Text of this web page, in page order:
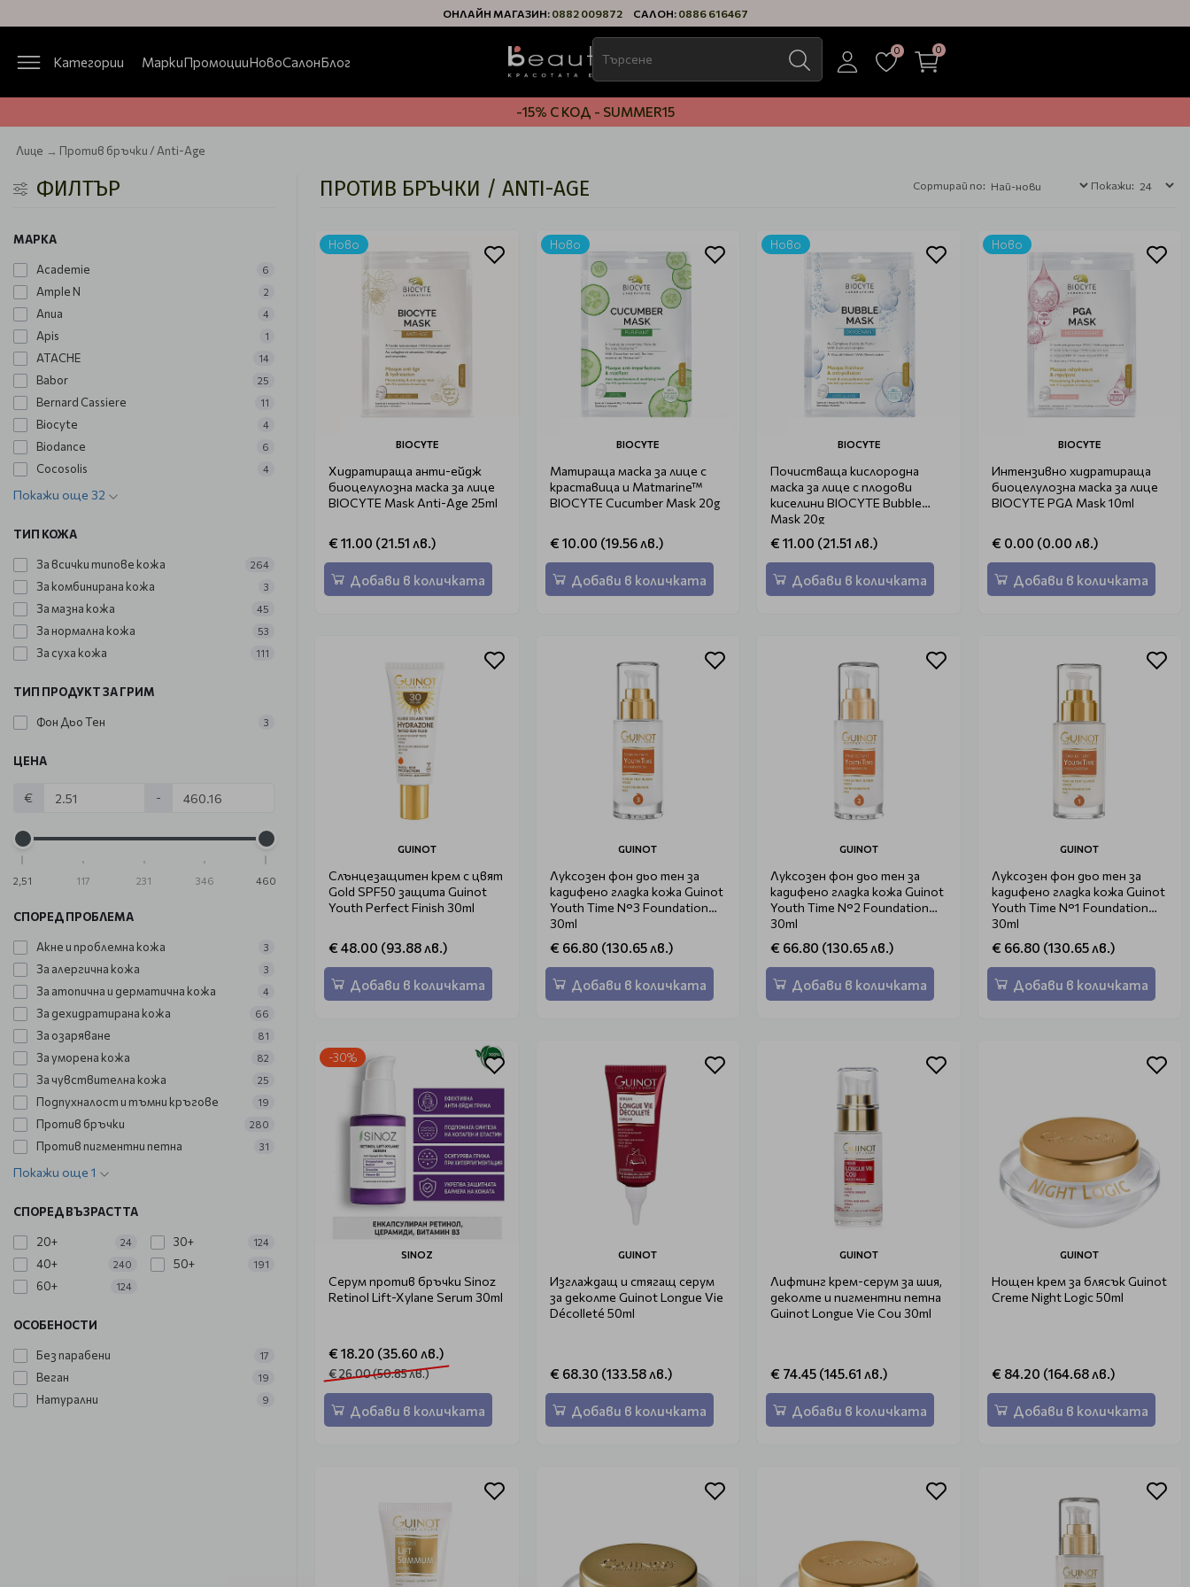
ОНЛАЙН МАГАЗИН: 0882 009872 САЛОН: 0886 616467
Категории МаркиПромоцииНовоСалонБлог
0 0
-15% С КОД - SUMMER15
Лице Против бръчки / Anti-Age
ФИЛТЪР
МАРКА
Academie 6
Ample N 2
Anua 4
Apis 1
ATACHE 14
Babor 25
Bernard Cassiere 11
Biocyte 4
Biodance 6
Cocosolis 4
Покажи още 32
ТИП КОЖА
За всички типове кожа 264
За комбинирана кожа 3
За мазна кожа 45
За нормална кожа 53
За суха кожа 111
ТИП ПРОДУКТ ЗА ГРИМ
Фон Дьо Тен 3
ЦЕНА
€ -
2,51 117 231 346 460
СПОРЕД ПРОБЛЕМА
Акне и проблемна кожа 3
За алергична кожа 3
За атопична и дерматична кожа 4
За дехидратирана кожа 66
За озаряване 81
За уморена кожа 82
За чувствителна кожа 25
Подпухналост и тъмни кръгове 19
Против бръчки 280
Против пигментни петна 31
Покажи още 1
СПОРЕД ВЪЗРАСТТА
20+ 24 30+ 124
40+ 240 50+ 191
60+ 124
ОСОБЕНОСТИ
Без парабени 17
Веган 19
Натурални 9
ПРОТИВ БРЪЧКИ / ANTI-AGE Сортирай по: Покажи:
Ново
BIOCYTE
Хидратираща анти-ейдж
биоцелулозна маска за лице
BIOCYTE Mask Anti-Age 25ml
€ 11.00 (21.51 лв.)
Добави в количката
Ново
BIOCYTE
Матираща маска за лице с
краставица и Matmarine™
BIOCYTE Cucumber Mask 20g
€ 10.00 (19.56 лв.)
Добави в количката
Ново
BIOCYTE
Почистваща кислородна
маска за лице с плодови
киселини BIOCYTE Bubble
Mask 20g
€ 11.00 (21.51 лв.)
Добави в количката
Ново
BIOCYTE
Интензивно хидратираща
биоцелулозна маска за лице
BIOCYTE PGA Mask 10ml
€ 0.00 (0.00 лв.)
Добави в количката
GUINOT
Слънцезащитен крем с цвят
Gold SPF50 защита Guinot
Youth Perfect Finish 30ml
€ 48.00 (93.88 лв.)
Добави в количката
GUINOT
Луксозен фон дьо тен за
кадифено гладка кожа Guinot
Youth Time N°3 Foundation
30ml
€ 66.80 (130.65 лв.)
Добави в количката
GUINOT
Луксозен фон дьо тен за
кадифено гладка кожа Guinot
Youth Time N°2 Foundation
30ml
€ 66.80 (130.65 лв.)
Добави в количката
GUINOT
Луксозен фон дьо тен за
кадифено гладка кожа Guinot
Youth Time N°1 Foundation
30ml
€ 66.80 (130.65 лв.)
Добави в количката
-30%
SINOZ
Серум против бръчки Sinoz
Retinol Lift-Xylane Serum 30ml
€ 18.20 (35.60 лв.)
€ 26.00 (50.85 лв.)
Добави в количката
GUINOT
Изглаждащ и стягащ серум
за деколте Guinot Longue Vie
Décolleté 50ml
€ 68.30 (133.58 лв.)
Добави в количката
GUINOT
Лифтинг крем-серум за шия,
деколте и пигментни петна
Guinot Longue Vie Cou 30ml
€ 74.45 (145.61 лв.)
Добави в количката
GUINOT
Нощен крем за блясък Guinot
Creme Night Logic 50ml
€ 84.20 (164.68 лв.)
Добави в количката